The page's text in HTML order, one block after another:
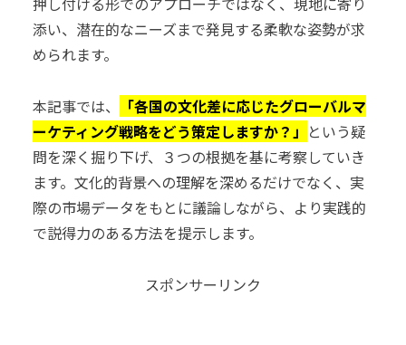
添い、潜在的なニーズまで発見する柔軟な姿勢が求
められます。
本記事では、
「各国の文化差に応じたグローバルマ
ーケティング戦略をどう策定しますか？」 という疑
問を深く掘り下げ、３つの根拠を基に考察していき
ます。文化的背景への理解を深めるだけでなく、実
際の市場データをもとに議論しながら、より実践的
で説得力のある方法を提示します。
スポンサーリンク